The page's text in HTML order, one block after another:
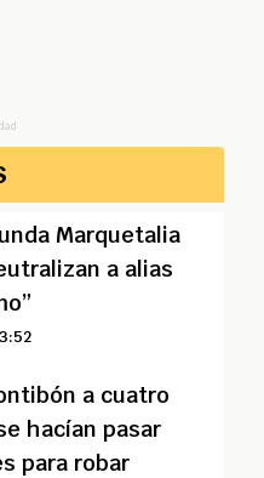
Marquetalia
a alias
a cuatro
hacían pasar
para robar